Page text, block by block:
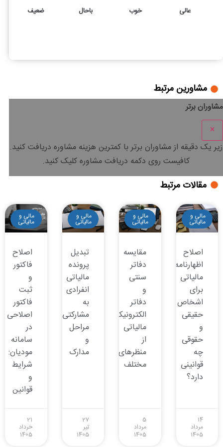
عالی خوب باحال ضعیف
مشاورین مرتبط
مشاوران برتر
×
زیر یک دقیقه از مشاوران برتر باکمترین هزینه مشاوره دریافت کنید.
کافیست روی دکمه دریافت مشاوره کلیک کنید.
مقالات مرتبط
مالی و
مالیاتی
اصلاح
اظهارنامه
مالیاتی
برای
اشخاص
حقیقی
و
حقوقی
چه
قوانینی
دارد؟
14
مرداد
1405
مالی و
مالیاتی
مقایسه
دفاتر
سنتی
و
دفاتر
الکترونیکی
مالیاتی
از
منظرهای
مختلف
5
مرداد
1405
مالی و
مالیاتی
تبدیل
پرونده
مالیاتی
انفرادی
به
مشارکتی:
مراحل
و
مدارک
27
تیر
1405
مالی و
مالیاتی
اصلاح
فاکتور
و
ثبت
فاکتور
اصلاحی
در
سامانه
مودیان:
شرایط
و
قوانین
21
خرداد
1405